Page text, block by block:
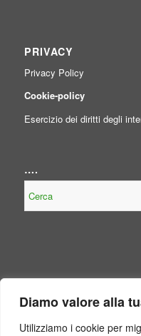
Diamo valore alla
Utilizziamo i cookie per
PRIVACY
Privacy Policy
Cookie-policy
Esercizio dei diritti degli
….
NOTE LEGALI
Contenuto non presente